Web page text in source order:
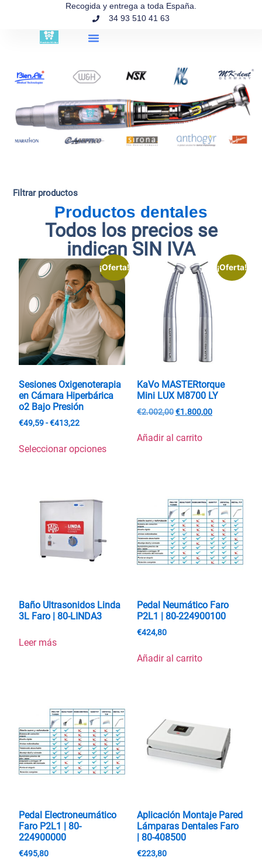
Recogida y entrega a toda España.
34 93 510 41 63
Filtrar productos
Productos dentales
Todos los precios se
indican SIN IVA
¡Oferta!
Sesiones Oxigenoterapia
en Cámara Hiperbárica
o2 Bajo Presión
€49,59 -€413,22
Seleccionar opciones
¡Oferta!
KaVo MASTERtorque
Mini LUX M8700 LY
€2.002,00€1.800,00
Añadir al carrito
Baño Ultrasonidos Linda
3L Faro | 80-LINDA3
Leer más
Pedal Neumático Faro
P2L1 | 80-224900100
€424,80
Añadir al carrito
Pedal Electroneumático
Faro P2L1 | 80-
224900000
€495,80
Aplicación Montaje Pared
Lámparas Dentales Faro
| 80-408500
€223,80